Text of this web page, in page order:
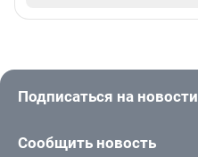
Подписаться на новости
Сообщить новость